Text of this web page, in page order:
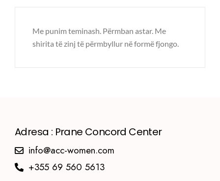
Me punim teminash. Përmban astar. Me
shirita të zinj të përmbyllur në formë fjongo.
Adresa : Prane Concord Center
info@acc-women.com
+355 69 560 5613